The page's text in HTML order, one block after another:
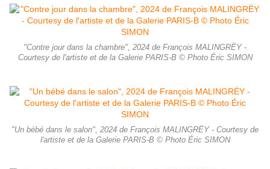
"Contre jour dans la chambre", 2024 de François MALINGRËY -
Courtesy de l'artiste et de la Galerie PARIS-B © Photo Éric SIMON
"Un bébé dans le salon", 2024 de François MALINGRËY - Courtesy de
l'artiste et de la Galerie PARIS-B © Photo Éric SIMON